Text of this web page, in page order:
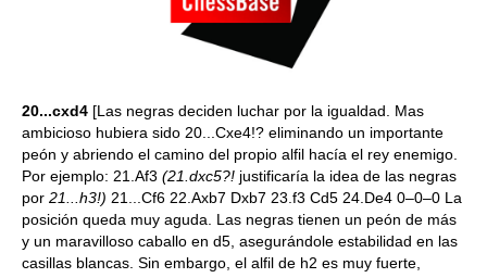
20...cxd4 [Las negras deciden luchar por la igualdad. Mas
ambicioso hubiera sido 20...Cxe4!? eliminando un importante
peón y abriendo el camino del propio alfil hacía el rey enemigo.
Por ejemplo: 21.Af3 (21.dxc5?! justificaría la idea de las negras
por 21...h3!) 21...Cf6 22.Axb7 Dxb7 23.f3 Cd5 24.De4 0–0–0 La
posición queda muy aguda. Las negras tienen un peón de más
y un maravilloso caballo en d5, asegurándole estabilidad en las
casillas blancas. Sin embargo, el alfil de h2 es muy fuerte,